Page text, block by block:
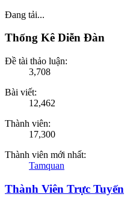
Đang tải...
Thống Kê Diễn Đàn
Đề tài thảo luận:
3,708
Bài viết:
12,462
Thành viên:
17,300
Thành viên mới nhất:
Tamquan
Thành Viên Trực Tuyến